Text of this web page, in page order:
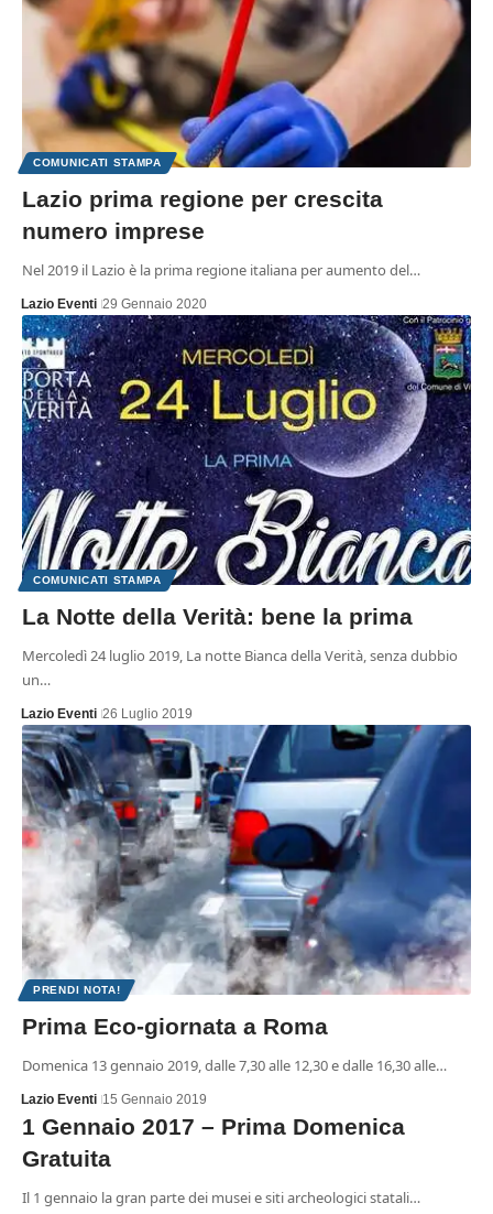
COMUNICATI STAMPA
Lazio prima regione per crescita
numero imprese
Nel 2019 il Lazio è la prima regione italiana per aumento del…
Lazio Eventi 29 Gennaio 2020
COMUNICATI STAMPA
La Notte della Verità: bene la prima
Mercoledì 24 luglio 2019, La notte Bianca della Verità, senza dubbio
un…
Lazio Eventi 26 Luglio 2019
PRENDI NOTA!
Prima Eco-giornata a Roma
Domenica 13 gennaio 2019, dalle 7,30 alle 12,30 e dalle 16,30 alle…
Lazio Eventi 15 Gennaio 2019
1 Gennaio 2017 – Prima Domenica
Gratuita
Il 1 gennaio la gran parte dei musei e siti archeologici statali…